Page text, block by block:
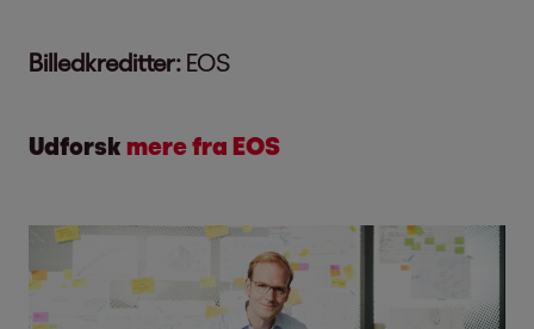
Billedkreditter: EOS
Udforsk mere fra EOS